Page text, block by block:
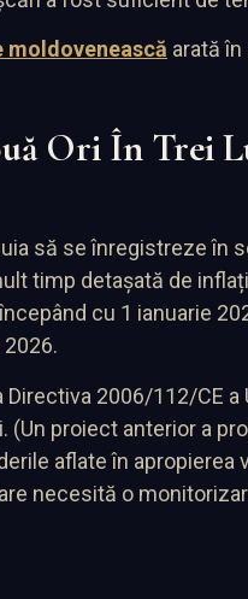
arată
Ori În Trei
să se înregistreze în
timp detașată de
cu 1 ianuarie
2006/112/CE
proiect anterior a
aflate în
necesită o